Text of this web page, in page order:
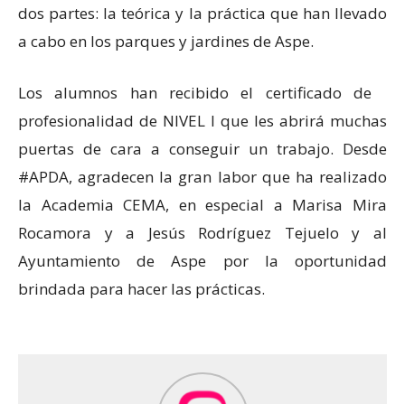
dos partes: la teórica y la práctica que han llevado
a cabo en los parques y jardines de Aspe.
Los alumnos han recibido el certificado de
profesionalidad de NIVEL I que les abrirá muchas
puertas de cara a conseguir un trabajo. Desde
#APDA, agradecen la gran labor que ha realizado
la Academia CEMA, en especial a Marisa Mira
Rocamora y a Jesús Rodríguez Tejuelo y al
Ayuntamiento de Aspe por la oportunidad
brindada para hacer las prácticas.